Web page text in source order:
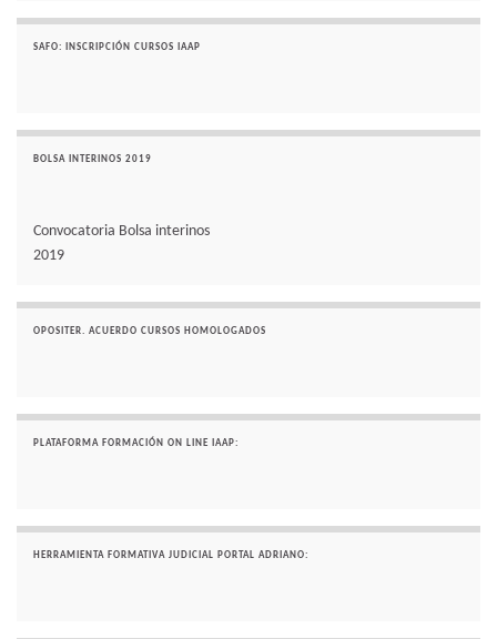
SAFO: INSCRIPCIÓN CURSOS IAAP
BOLSA INTERINOS 2019
Convocatoria Bolsa interinos
2019
OPOSITER. ACUERDO CURSOS HOMOLOGADOS
PLATAFORMA FORMACIÓN ON LINE IAAP:
HERRAMIENTA FORMATIVA JUDICIAL PORTAL ADRIANO: